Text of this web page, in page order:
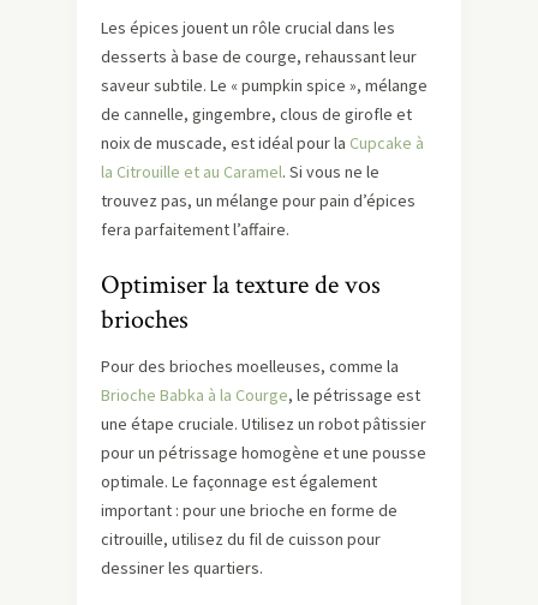
Les épices jouent un rôle crucial dans les
desserts à base de courge, rehaussant leur
saveur subtile. Le « pumpkin spice », mélange
de cannelle, gingembre, clous de girofle et
noix de muscade, est idéal pour la Cupcake à
la Citrouille et au Caramel. Si vous ne le
trouvez pas, un mélange pour pain d’épices
fera parfaitement l’affaire.
Optimiser la texture de vos
brioches
Pour des brioches moelleuses, comme la
Brioche Babka à la Courge, le pétrissage est
une étape cruciale. Utilisez un robot pâtissier
pour un pétrissage homogène et une pousse
optimale. Le façonnage est également
important : pour une brioche en forme de
citrouille, utilisez du fil de cuisson pour
dessiner les quartiers.